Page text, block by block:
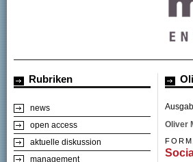
Rubriken
news
open access
aktuelle diskussion
management
Oliver